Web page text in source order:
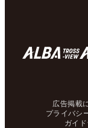
広告掲載
プライバシ
ガイ